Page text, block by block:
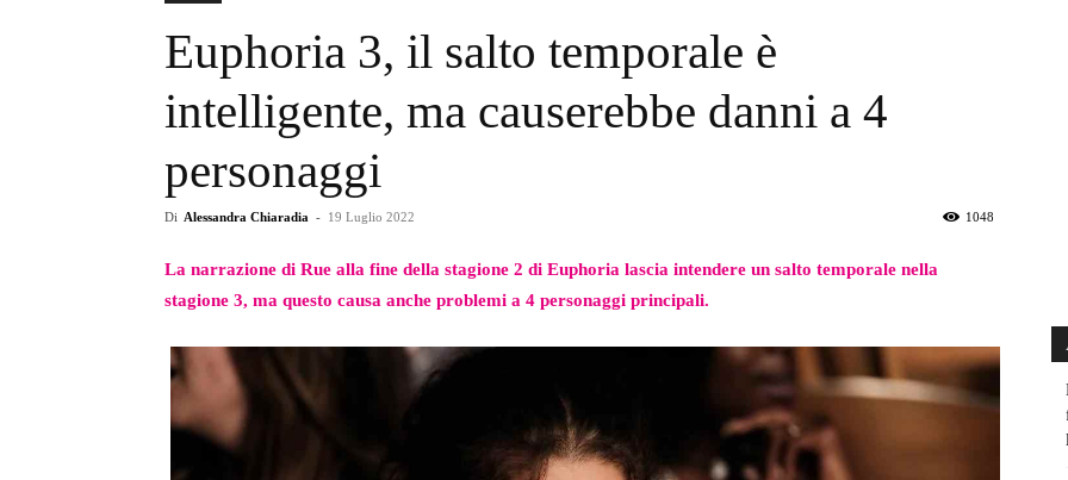
Euphoria 3, il salto temporale è
intelligente, ma causerebbe danni a 4
personaggi
Di Alessandra Chiaradia - 19 Luglio 2022 1048
La narrazione di Rue alla fine della stagione 2 di Euphoria lascia intendere un salto temporale nella
stagione 3, ma questo causa anche problemi a 4 personaggi principali.